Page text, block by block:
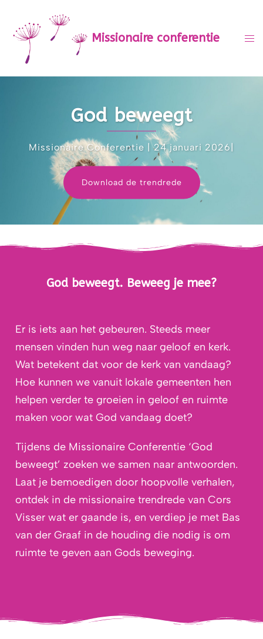
Missionaire conferentie
God beweegt
Missionaire Conferentie | 24 januari 2026|
Download de trendrede
God beweegt. Beweeg je mee?
Er is iets aan het gebeuren. Steeds meer
mensen vinden hun weg naar geloof en kerk.
Wat betekent dat voor de kerk van vandaag?
Hoe kunnen we vanuit lokale gemeenten hen
helpen verder te groeien in geloof en ruimte
maken voor wat God vandaag doet?
Tijdens de Missionaire Conferentie ‘God
beweegt’ zoeken we samen naar antwoorden.
Laat je bemoedigen door hoopvolle verhalen,
ontdek in de missionaire trendrede van Cors
Visser wat er gaande is, en verdiep je met Bas
van der Graaf in de houding die nodig is om
ruimte te geven aan Gods beweging.